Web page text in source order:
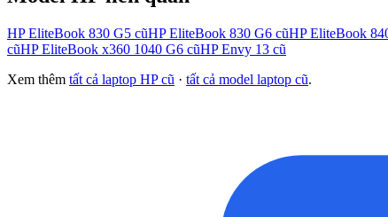
HP EliteBook 830 G5 cũHP EliteBook 830 G6 cũHP EliteBook
cũHP EliteBook x360 1040 G6 cũHP Envy 13 cũ
Xem thêm tất cả laptop HPcũ · tất cả model laptop cũ.